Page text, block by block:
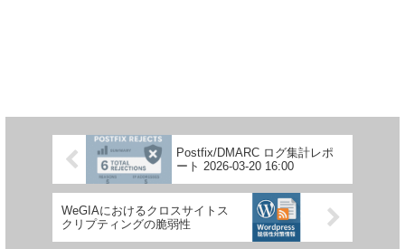
Postfix/DMARC ログ集計レポ
ート 2026-03-20 16:00
WeGIAにおけるクロスサイトス
クリプティングの脆弱性